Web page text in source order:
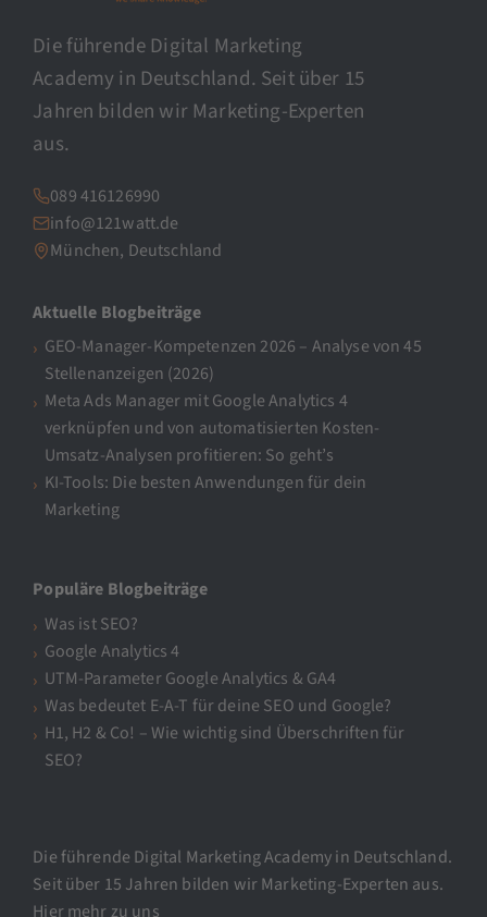
Die führende Digital Marketing
Academy in Deutschland. Seit über 15
Jahren bilden wir Marketing-Experten
aus.
089 416126990
info@121watt.de
München, Deutschland
Aktuelle Blogbeiträge
GEO-Manager-Kompetenzen 2026 – Analyse von 45
Stellenanzeigen (2026)
Meta Ads Manager mit Google Analytics 4
verknüpfen und von automatisierten Kosten-
Umsatz-Analysen profitieren: So geht’s
KI-Tools: Die besten Anwendungen für dein
Marketing
Populäre Blogbeiträge
Was ist SEO?
Google Analytics 4
UTM-Parameter Google Analytics & GA4
Was bedeutet E-A-T für deine SEO und Google?
H1, H2 & Co! – Wie wichtig sind Überschriften für
SEO?
Die führende Digital Marketing Academy in Deutschland.
Seit über 15 Jahren bilden wir Marketing-Experten aus.
Hier mehr zu uns